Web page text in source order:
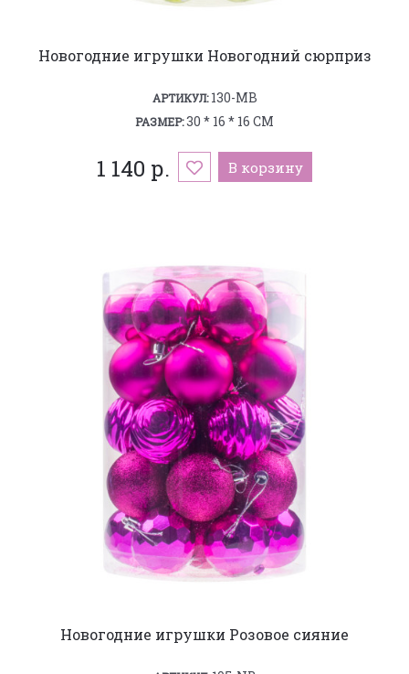
Новогодние игрушки Новогодний сюрприз
АРТИКУЛ:130-MB
РАЗМЕР:30 * 16 * 16 СМ
1 140 р. В корзину
Новогодние игрушки Розовое сияние